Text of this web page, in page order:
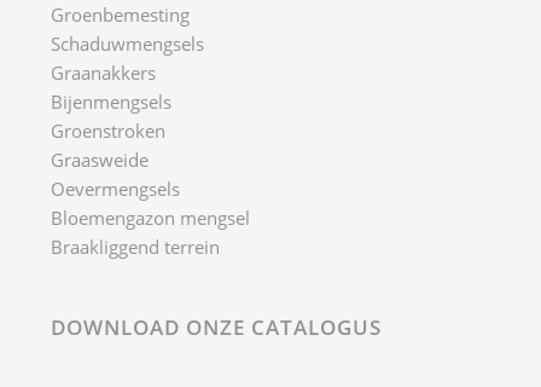
Groenbemesting
Schaduwmengsels
Graanakkers
Bijenmengsels
Groenstroken
Graasweide
Oevermengsels
Bloemengazon mengsel
Braakliggend terrein
DOWNLOAD ONZE CATALOGUS